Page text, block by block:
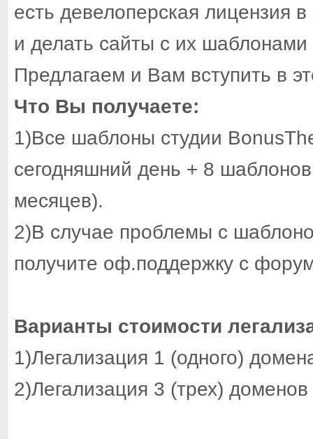
есть девелоперская лицензия
и делать сайты с их шаблонами
Предлагаем и Вам вступить в
Что Вы получаете:
1)Все шаблоны студии
сегодняшний день + 8
месяцев).
2)В случае проблемы с
получите оф.поддержку с
Варианты стоимости
1)Легализация 1 (одного)
2)Легализация 3 (трех)